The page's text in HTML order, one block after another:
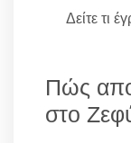
Δείτε τι
Πώς
στο